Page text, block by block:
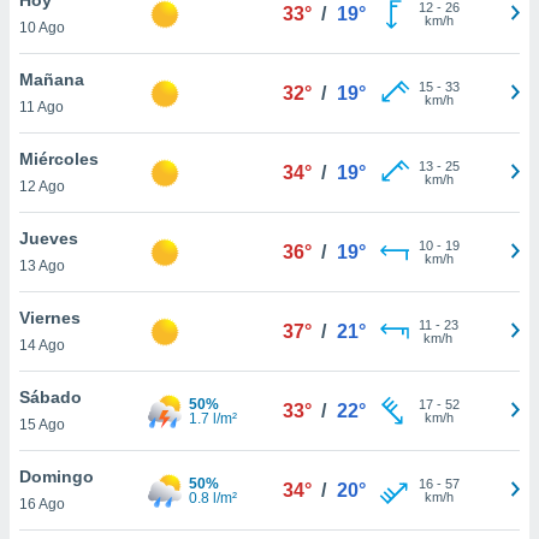
en
más
nuestra
de
cookies
aceptar
10 Ago
33° / 19° 12- 26
km/h
Mañana
11 Ago
32° / 19° 15- 33
km/h
Miércoles
12 Ago
34° / 19° 13- 25
km/h
Jueves
13 Ago
36° / 19° 10- 19
km/h
Viernes
14 Ago
37° / 21° 11 - 23
km/h
Sábado
15 Ago
50%
1.7 l/m²
33° / 22° 17- 52
km/h
Domingo
16 Ago
50%
0.8 l/m²
34° / 20° 16- 57
km/h